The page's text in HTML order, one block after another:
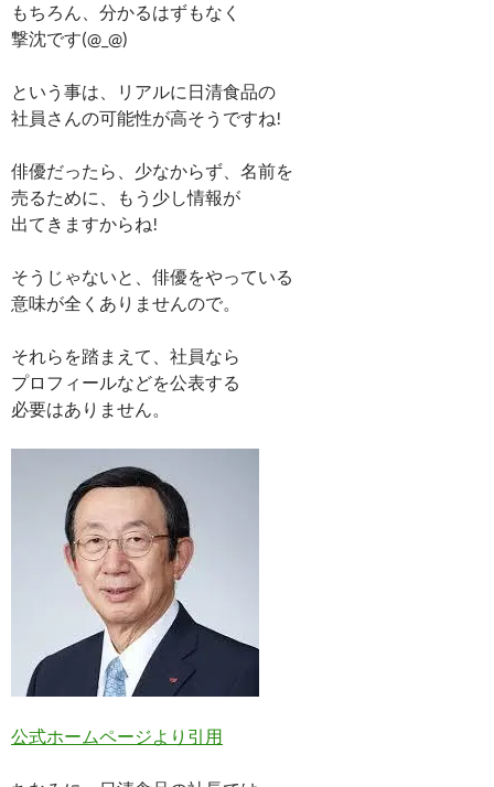
もちろん、分かるはずもなく
撃沈です(@_@)
という事は、リアルに日清食品の
社員さんの可能性が高そうですね!
俳優だったら、少なからず、名前を
売るために、もう少し情報が
出てきますからね!
そうじゃないと、俳優をやっている
意味が全くありませんので。
それらを踏まえて、社員なら
プロフィールなどを公表する
必要はありません。
公式ホームページより引用